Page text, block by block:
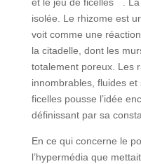
et le jeu de ficelles
.
isolée. Le rhizome est
voit comme une
la citadelle, dont les
totalement poreux. Les
innombrables, fluides
ficelles pousse l’idée
définissant par sa
En ce qui concerne le
l’hypermédia que